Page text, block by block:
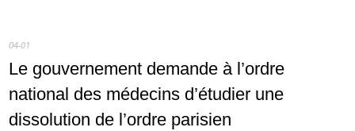
04-01
Le gouvernement demande à l’ordre
national des médecins d’étudier une
dissolution de l’ordre parisien